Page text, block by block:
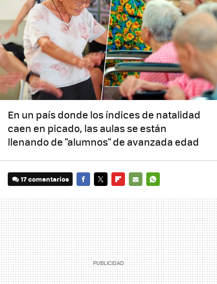
En un país donde los índices de natalidad
caen en picado, las aulas se están
llenando de "alumnos" de avanzada edad
17 comentarios
MAIL